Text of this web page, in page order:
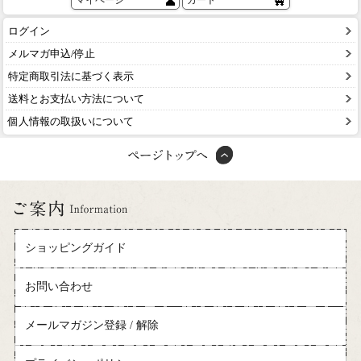
ログイン
メルマガ申込/停止
特定商取引法に基づく表示
送料とお支払い方法について
個人情報の取扱いについて
ショッピングガイド
お問い合わせ
メールマガジン登録 / 解除